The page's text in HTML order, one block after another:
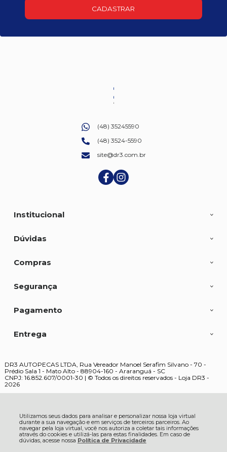
Utilizamos seus dados para analisar e personalizar nossa loja virtual
durante a sua navegação e em serviços de terceiros parceiros. Ao
navegar pela loja virtual, você nos autoriza a coletar tais informações
através do cookies e utilizá-las para estas finalidades. Em caso de
dúvidas, acesse nossa Política de Privacidade
CADASTRAR
(48) 35245590
(48) 3524-5590
site@dr3.com.br
Institucional
Dúvidas
Compras
Segurança
Pagamento
Entrega
DR3 AUTOPECAS LTDA, Rua Vereador Manoel Serafim Silvano - 70 -
Prédio Sala 1 - Mato Alto - 88904-160 - Araranguá - SC
CNPJ: 16.852.607/0001-30 | © Todos os direitos reservados - Loja DR3 -
2026